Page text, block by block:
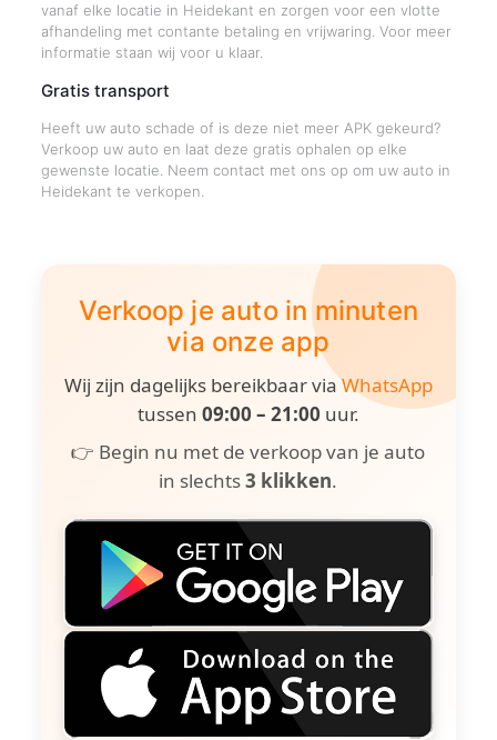
vanaf elke locatie in Heidekant en zorgen voor een vlotte
afhandeling met contante betaling en vrijwaring. Voor meer
informatie staan wij voor u klaar.
Gratis transport
Heeft uw auto schade of is deze niet meer APK gekeurd?
Verkoop uw auto en laat deze gratis ophalen op elke
gewenste locatie. Neem contact met ons op om uw auto in
Heidekant te verkopen.
Verkoop je auto in minuten
via onze app
Wij zijn dagelijks bereikbaar viaWhatsApp
tussen 09:00 – 21:00 uur.
👉 Begin nu met de verkoop van je auto
in slechts3 klikken.